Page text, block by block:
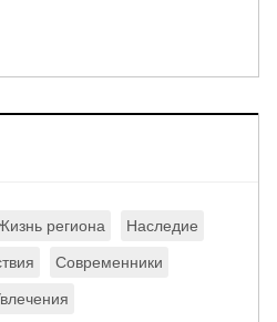
региона Наследие
Современники